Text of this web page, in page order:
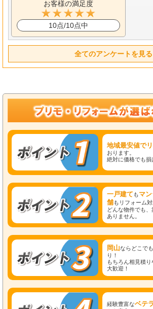
お客様の満足度
10点/10点中
全てのアンケートを見る
地域最安値で
おります。
絶対に価格でも損
一戸建て もマ
舗もリフォーム対
どんな物件でも
ありません。
岡山ならどこで
り！
もちろん相見積
大歓迎！
経験豊富なベテ